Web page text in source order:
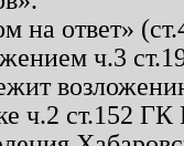
на ответ»
ч.3
ч.2 ст.152